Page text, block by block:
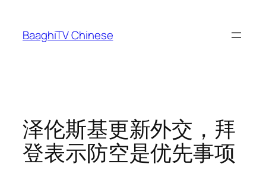
content
BaaghiTV Chinese
泽伦斯基更新外交，拜
登表示防空是优先事项